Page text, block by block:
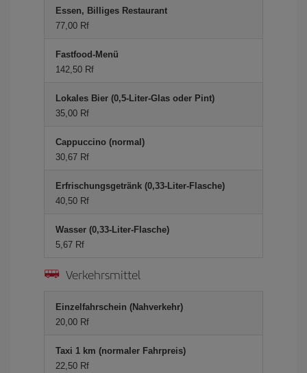
Essen, Billiges Restaurant
77,00 Rf
Fastfood-Menü
142,50 Rf
Lokales Bier (0,5-Liter-Glas oder Pint)
35,00 Rf
Cappuccino (normal)
30,67 Rf
Erfrischungsgetränk (0,33-Liter-Flasche)
40,50 Rf
Wasser (0,33-Liter-Flasche)
5,67 Rf
Verkehrsmittel
Einzelfahrschein (Nahverkehr)
20,00 Rf
Taxi 1 km (normaler Fahrpreis)
22,50 Rf